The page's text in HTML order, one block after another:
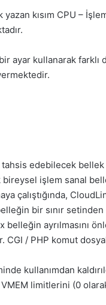
kısım CPU –
ayar kullanarak farklı
edebilecek bellek
işlem sanal
çalıştığında,
bir sınır
ayrılmasını
CGI / PHP komut
kullanımdan
limitlerini (0 olarak